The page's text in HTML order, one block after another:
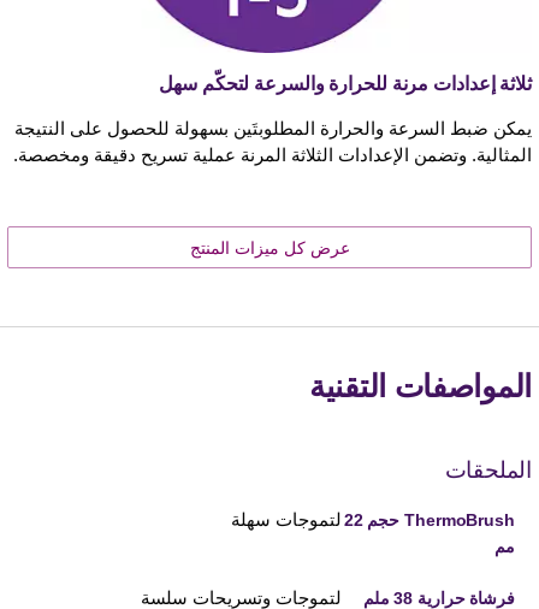
ثلاثة إعدادات مرنة للحرارة والسرعة لتحكّم سهل
يمكن ضبط السرعة والحرارة المطلوبتَين بسهولة للحصول على النتيجة
المثالية. وتضمن الإعدادات الثلاثة المرنة عملية تسريح دقيقة ومخصصة.
عرض كل ميزات المنتج
المواصفات التقنية
الملحقات
ThermoBrush حجم 22
مم
لتموجات سهلة
فرشاة حرارية 38 ملم لتموجات وتسريحات سلسة